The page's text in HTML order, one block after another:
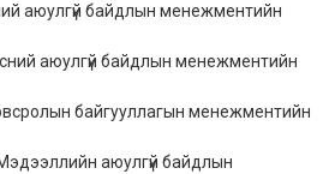
аюулгүй байдлын менежментийн
аюулгүй байдлын менежментийн
байгууллагын менежментийн
аюулгүй байдлын